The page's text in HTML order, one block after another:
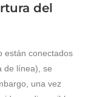
del
están conectados
de línea), se
una vez